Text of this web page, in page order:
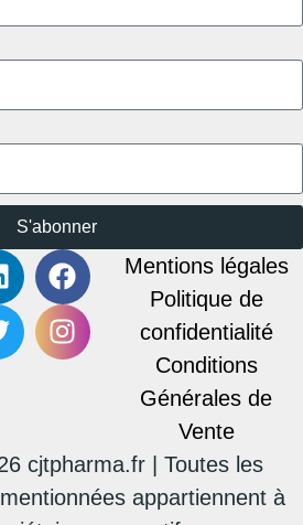
S'abonner
Mentions légales
Politique de
confidentialité
Conditions
Générales de
Vente
cjtpharma.fr | Toutes les
appartiennent à